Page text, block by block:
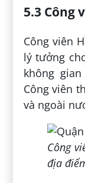
5.3 Công
Công viên
lý tưởng
không
Công viên
và ngoài
Công
địa